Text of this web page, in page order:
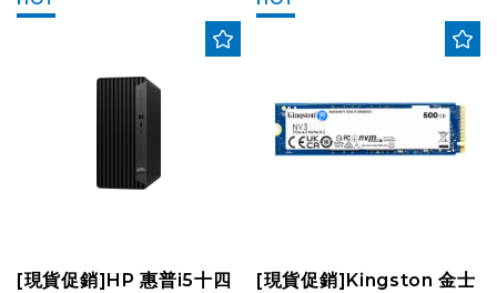
[現貨促銷]HP 惠普i5十四
[現貨促銷]Kingston 金士